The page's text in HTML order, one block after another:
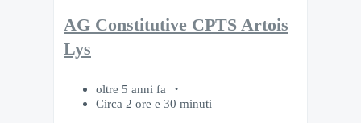
AG Constitutive CPTS Artois
Lys
oltre 5 anni fa
Circa 2 ore e 30 minuti